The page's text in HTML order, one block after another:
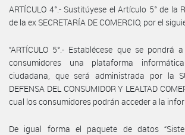
ARTÍCULO 4°.- Sustitúyese el Artículo 5° de la
de la ex SECRETARÍA DE COMERCIO, por el
“ARTÍCULO 5°.- Establécese que se pondrá
consumidores una plataforma
ciudadana, que será administrada por la
DEFENSA DEL CONSUMIDOR Y LEALTAD
cual los consumidores podrán acceder a la
De igual forma el paquete de datos